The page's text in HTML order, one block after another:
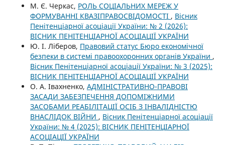
М. Є. Черкас, РОЛЬ СОЦІАЛЬНИХ МЕРЕЖ У
ФОРМУВАННІ КВАЗІПРАВОСВІДОМОСТІ , Вісник
Пенітенціарної асоціації України: № 2 (2026):
ВІСНИК ПЕНІТЕНЦІАРНОЇ АСОЦІАЦІЇ УКРАЇНИ
Ю. І. Ліберов, Правовий статус Бюро економічної
безпеки в системі правоохоронних органів України ,
Вісник Пенітенціарної асоціації України: № 3 (2025):
ВІСНИК ПЕНІТЕНЦІАРНОЇ АСОЦІАЦІЇ УКРАЇНИ
О. А. Івахненко, АДМІНІСТРАТИВНО-ПРАВОВІ
ЗАСАДИ ЗАБЕЗПЕЧЕННЯ ДОПОМІЖНИМИ
ЗАСОБАМИ РЕАБІЛІТАЦІЇ ОСІБ З ІНВАЛІДНІСТЮ
ВНАСЛІДОК ВІЙНИ , Вісник Пенітенціарної асоціації
України: № 4 (2025): ВІСНИК ПЕНІТЕНЦІАРНОЇ
АСОЦІАЦІЇ УКРАЇНИ